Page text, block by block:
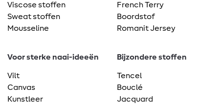
Viscose stoffen
Sweat stoffen
Mousseline
French Terry
Boordstof
Romanit Jersey
Voor sterke naai-ideeën
Vilt
Canvas
Kunstleer
Bijzondere stoffen
Tencel
Bouclé
Jacquard